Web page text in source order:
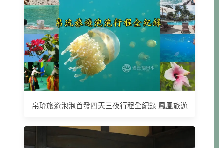
帛琉旅遊泡泡首發四天三夜行程全紀錄 鳳凰旅遊